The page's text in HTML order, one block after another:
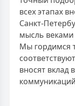
всех этапах
Санкт-
мысль
Мы гордимся
вносят вклад